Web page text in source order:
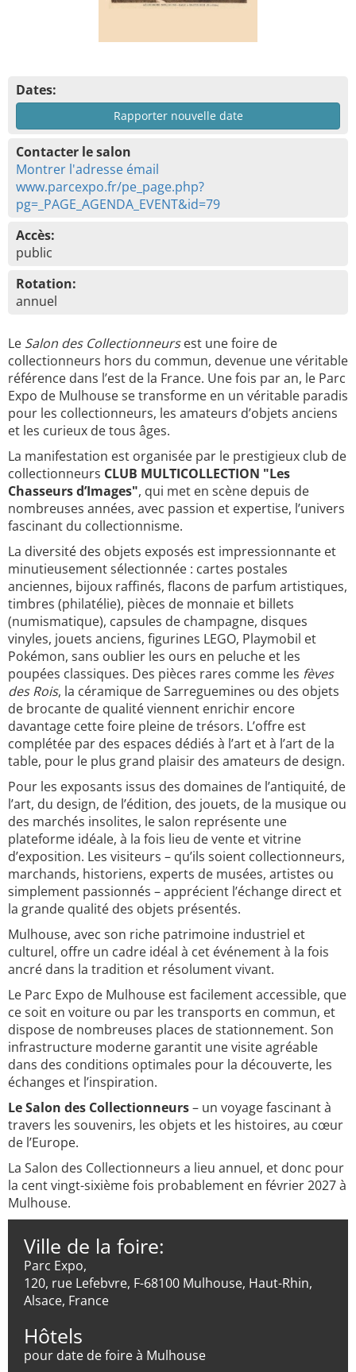
Dates:
Rapporter nouvelle date
Contacter le salon
Montrer l'adresse émail
www.parcexpo.fr/pe_page.php?
pg=_PAGE_AGENDA_EVENT&id=79
Accès:
public
Rotation:
annuel
Le Salon des Collectionneursest une foire de
collectionneurs hors du commun, devenue une véritable
référence dans l’est de la France. Une fois par an, le Parc
Expo de Mulhouse se transforme en un véritable paradis
pour les collectionneurs, les amateurs d’objets anciens
et les curieux de tous âges.
La manifestation est organisée par le prestigieux club de
collectionneurs CLUB MULTICOLLECTION "Les
Chasseurs d’Images", qui met en scène depuis de
nombreuses années, avec passion et expertise, l’univers
fascinant du collectionnisme.
La diversité des objets exposés est impressionnante et
minutieusement sélectionnée : cartes postales
anciennes, bijoux raffinés, flacons de parfum artistiques,
timbres (philatélie), pièces de monnaie et billets
(numismatique), capsules de champagne, disques
vinyles, jouets anciens, figurines LEGO, Playmobil et
Pokémon, sans oublier les ours en peluche et les
poupées classiques. Des pièces rares comme les fèves
des Rois, la céramique de Sarreguemines ou des objets
de brocante de qualité viennent enrichir encore
davantage cette foire pleine de trésors. L’offre est
complétée par des espaces dédiés à l’art et à l’art de la
table, pour le plus grand plaisir des amateurs de design.
Pour les exposants issus des domaines de l’antiquité, de
l’art, du design, de l’édition, des jouets, de la musique ou
des marchés insolites, le salon représente une
plateforme idéale, à la fois lieu de vente et vitrine
d’exposition. Les visiteurs – qu’ils soient collectionneurs,
marchands, historiens, experts de musées, artistes ou
simplement passionnés – apprécient l’échange direct et
la grande qualité des objets présentés.
Mulhouse, avec son riche patrimoine industriel et
culturel, offre un cadre idéal à cet événement à la fois
ancré dans la tradition et résolument vivant.
Le Parc Expo de Mulhouse est facilement accessible, que
ce soit en voiture ou par les transports en commun, et
dispose de nombreuses places de stationnement. Son
infrastructure moderne garantit une visite agréable
dans des conditions optimales pour la découverte, les
échanges et l’inspiration.
Le Salon des Collectionneurs– un voyage fascinant à
travers les souvenirs, les objets et les histoires, au cœur
de l’Europe.
La Salon des Collectionneurs a lieu annuel, et donc pour
la cent vingt-sixième fois probablement en février 2027 à
Mulhouse.
Ville de la foire:
Parc Expo,
120, rue Lefebvre, F-68100 Mulhouse, Haut-Rhin,
Alsace, France
Hôtels
pour date de foire à Mulhouse